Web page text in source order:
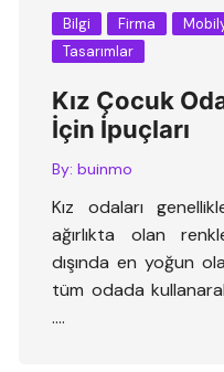
Bilgi Firma
Tasarımlar
Kız Çocuk
İçin İpuçları
By: buinmo
Kız odaları
ağırlıkta olan
dışında en yoğun
tüm odada
….